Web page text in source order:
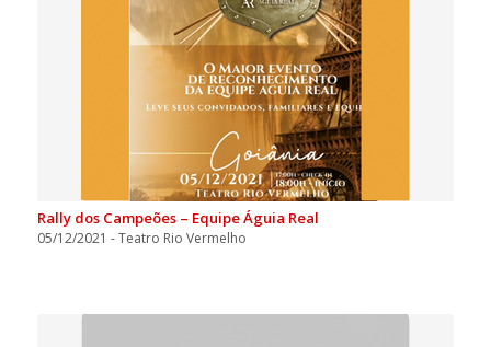
Rally dos Campeões – Equipe Águia Real
05/12/2021 - Teatro Rio Vermelho